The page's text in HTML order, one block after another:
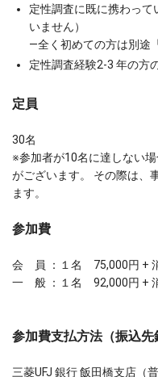
定性調査に既に携わっ
いません）
―全く初めての方は別途
定性調査経験2-3 年の方
定員
30名
※参加者が10名に達しない
がございます。 その際は、
ます。
参加費
会 員 ：１名 75,000円 +
一 般 ：１名 92,000円 +
参加費支払方法（振込先
三菱UFJ 銀行 飯田橋支店（